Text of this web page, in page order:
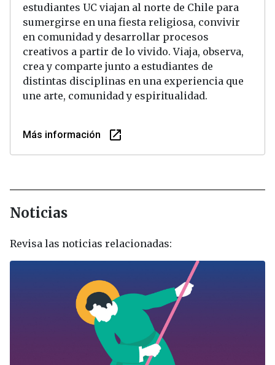
estudiantes UC viajan al norte de Chile para
sumergirse en una fiesta religiosa, convivir
en comunidad y desarrollar procesos
creativos a partir de lo vivido. Viaja, observa,
crea y comparte junto a estudiantes de
distintas disciplinas en una experiencia que
une arte, comunidad y espiritualidad.
Más información launch
Noticias
Revisa las noticias relacionadas: